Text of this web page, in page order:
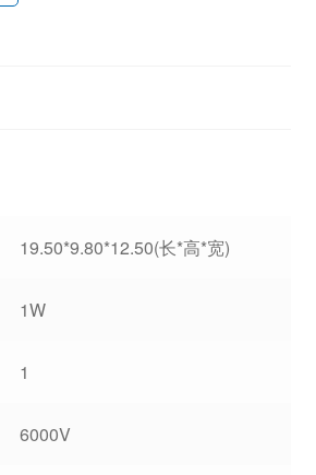
19.50*9.80*12.50(长*高*宽)
1W
1
6000V